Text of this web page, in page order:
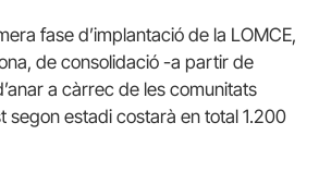
fase d’implantació de la LOMCE,
de consolidació -a partir de
a càrrec de les comunitats
segon estadi costarà en total 1.200